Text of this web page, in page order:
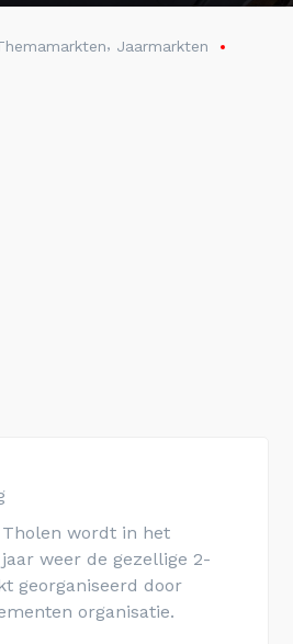
, Jaarmarkten
Tholen wordt in het
weer de gezellige 2-
georganiseerd door
organisatie.